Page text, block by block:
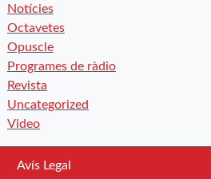
Notícies
Octavetes
Opuscle
Programes de ràdio
Revista
Uncategorized
Video
Avís Legal